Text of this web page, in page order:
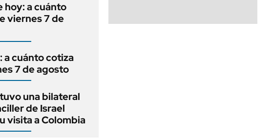
hoy: a cuánto
viernes 7 de
a cuánto cotiza
7 de agosto
una bilateral
de Israel
visita a Colombia